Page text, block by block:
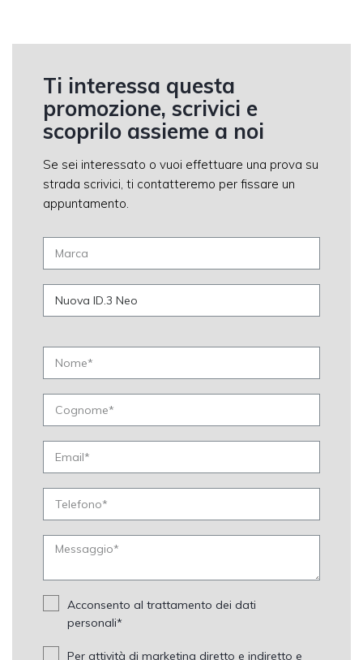
Ti interessa questa
promozione, scrivici e
scoprilo assieme a noi
Se sei interessato o vuoi effettuare una prova su
strada scrivici, ti contatteremo per fissare un
appuntamento.
Acconsento al trattamento dei dati
personali*
Per attività di marketing diretto e indiretto e